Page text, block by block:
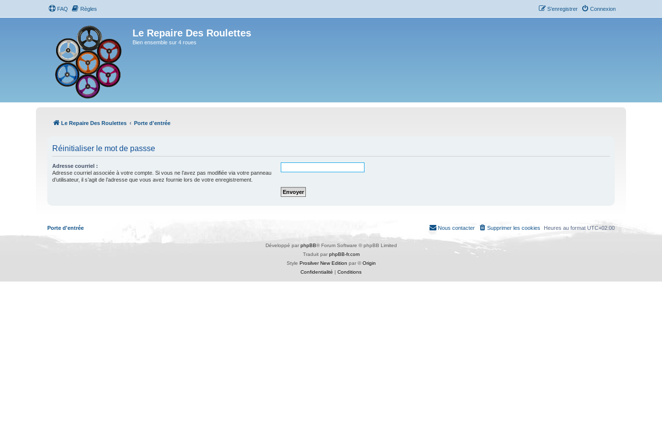
FAQ Règles Connexion
S’enregistrer
Le Repaire Des Roulettes
Bien ensemble sur 4 roues
Le Repaire Des Roulettes Porte d'entrée
Réinitialiser le mot de passse
Adresse courriel :
Adresse courriel associée à votre compte. Si vous ne l’avez pas modifiée via votre panneau
d’utilisateur, il s’agit de l’adresse que vous avez fournie lors de votre enregistrement.
Porte d'entrée Heures au format UTC+02:00
Supprimer les cookies
Nous contacter
Développé par phpBB® Forum Software © phpBB Limited
Traduit par phpBB-fr.com
Style Prosilver New Edition par ©Origin
Confidentialité | Conditions